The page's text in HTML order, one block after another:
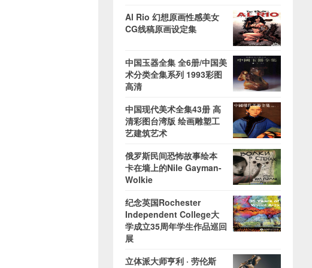
Al Rio 幻想原画性感美女
CG线稿原画设定集
中国玉器全集 全6册/中国美
术分类全集系列 1993彩图
高清
中国现代美术全集43册 高
清彩图台湾版 绘画雕塑工
艺建筑艺术
俄罗斯民间恐怖故事绘本
卡在墙上的Nile Gayman-
Wolkie
纪念英国Rochester
Independent College大
学成立35周年学生作品巡回
展
立体派大师亨利 · 劳伦斯